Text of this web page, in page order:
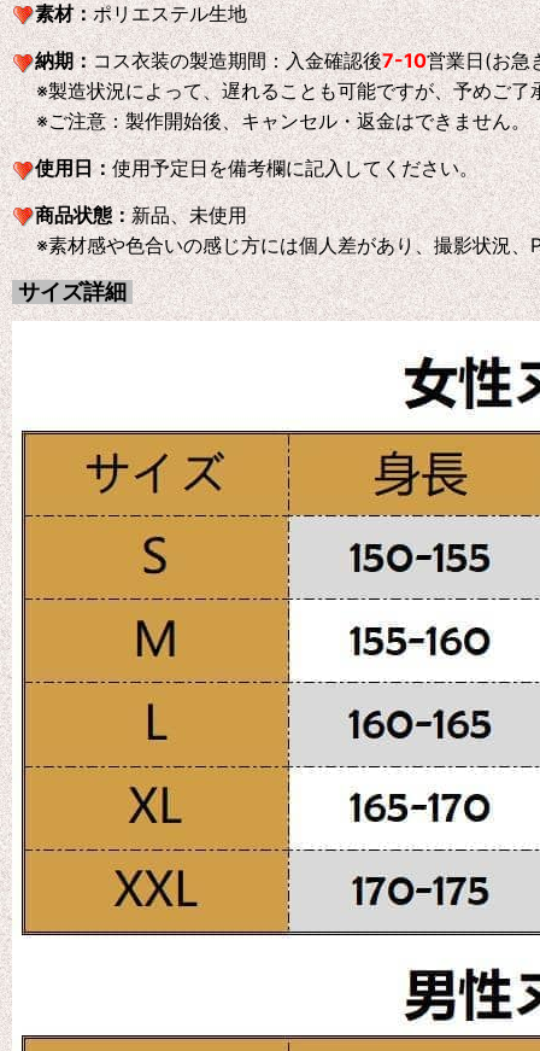
素材：ポリエステル生地
納期：コス衣装の製造期間：入金確認後7-10営業日(お急
※製造状況によって、遅れることも可能ですが、予めご了
※ご注意：製作開始後、キャンセル・返金はできません。
使用日：使用予定日を備考欄に記入してください。
商品状態：新品、未使用
※素材感や色合いの感じ方には個人差があり、撮影状況、
サイズ詳細